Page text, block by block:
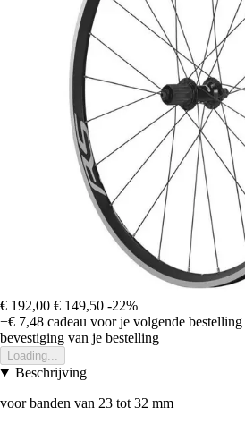
€ 192,00 € 149,50 -22%
+€ 7,48 cadeau voor je volgende bestelling
bevestiging van je bestelling
Loading...
Beschrijving
voor banden van 23 tot 32 mm